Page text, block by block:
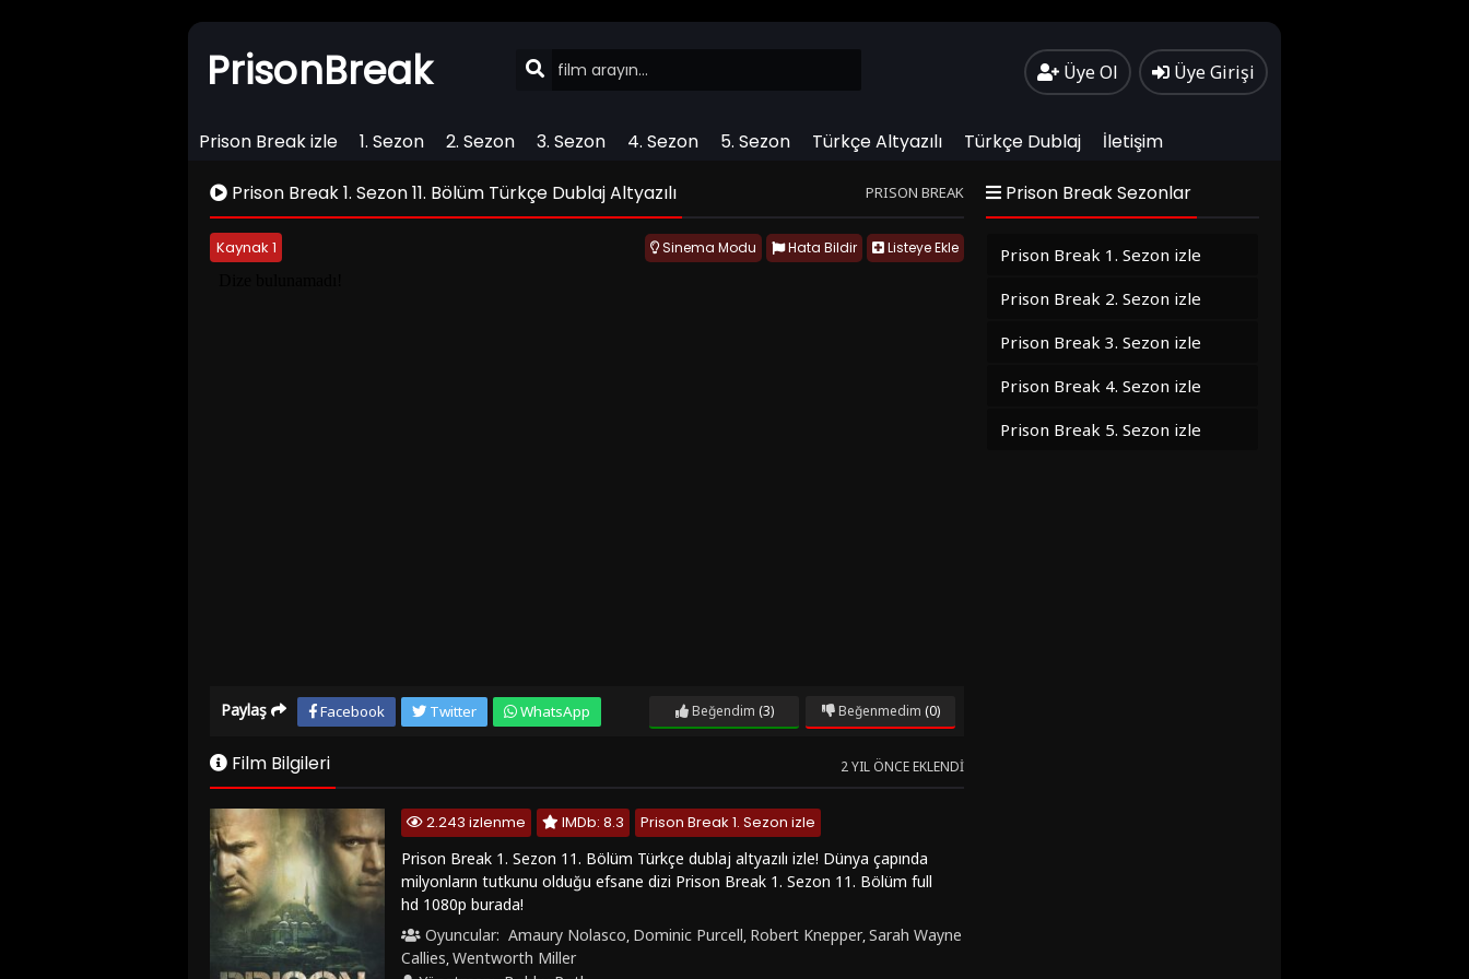
PrisonBreak Üye Ol Üye Girişi
Prison Break izle 1. Sezon 2. Sezon 3. Sezon 4. Sezon 5. Sezon Türkçe Altyazılı Türkçe Dublaj İletişim
Prison Break 1. Sezon 11. Bölüm Türkçe Dublaj Altyazılı PRISON BREAK
Kaynak 1 Listeye Ekle
Hata Bildir
Sinema Modu
Paylaş Facebook Twitter WhatsApp Beğendim (3) Beğenmedim (0)
Film Bilgileri 2 YIL ÖNCE EKLENDI
2.243 izlenme IMDb: 8.3
Prison Break 1. Sezon izle
Prison Break 1. Sezon 11. Bölüm Türkçe dublaj altyazılı izle! Dünya çapında
milyonların tutkunu olduğu efsane dizi Prison Break 1. Sezon 11. Bölüm full
hd 1080p burada!
Oyuncular: Amaury Nolasco, Dominic Purcell, Robert Knepper,Sarah Wayne
Callies,Wentworth Miller
Prison Break Sezonlar
Prison Break 1. Sezon izle
Prison Break 2. Sezon izle
Prison Break 3. Sezon izle
Prison Break 4. Sezon izle
Prison Break 5. Sezon izle